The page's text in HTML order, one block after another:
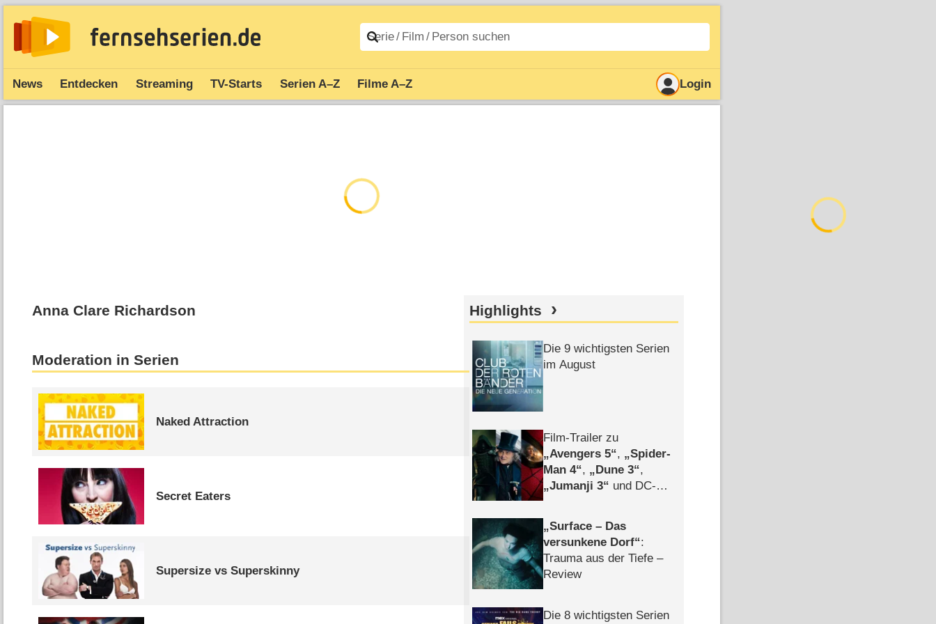
News Entdecken Streaming TV-Starts Serien A–Z Filme A–Z Login
Anna Clare Richardson
Moderation in Serien
Naked Attraction
Secret Eaters
Supersize vs Superskinny
Highlights
Die 9 wichtigsten Serien
im August
Film-Trailer zu
Avengers 5 ,
Spider-
Man 4 , Dune 3 ,
Jumanji 3
und DC-
Surface – Das
versunkene Dorf :
Trauma aus der Tiefe –
Review
Die 8 wichtigsten Serien